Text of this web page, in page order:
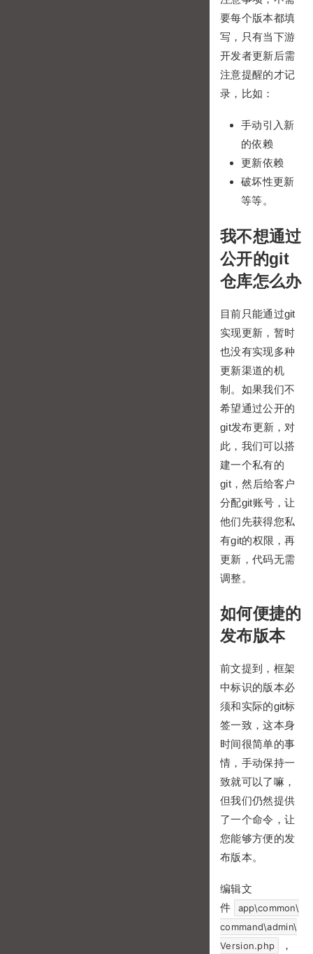
要每个版本都填
写，只有当下游
开发者更新后需
注意提醒的才记
录，比如：
手动引入新
的依赖
更新依赖
破坏性更新
等等。
我不想通过
公开的git
仓库怎么办
目前只能通过git
实现更新，暂时
也没有实现多种
更新渠道的机
制。如果我们不
希望通过公开的
git发布更新，对
此，我们可以搭
建一个私有的
git，然后给客户
分配git账号，让
他们先获得您私
有git的权限，再
更新，代码无需
调整。
如何便捷的
发布版本
前文提到，框架
中标识的版本必
须和实际的git标
签一致，这本身
时间很简单的事
情，手动保持一
致就可以了嘛，
但我们仍然提供
了一个命令，让
您能够方便的发
布版本。
编辑文
件
app\common\
command\admin\
Version.php
，